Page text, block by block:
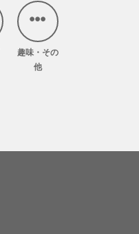
趣味・その
他